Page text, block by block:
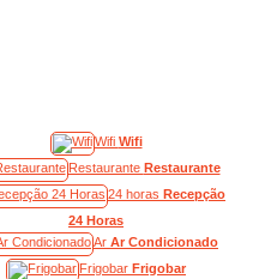
Wifi Wifi
Restaurante Restaurante
24 horas Recepção
24 Horas
Ar Ar Condicionado
Frigobar Frigobar